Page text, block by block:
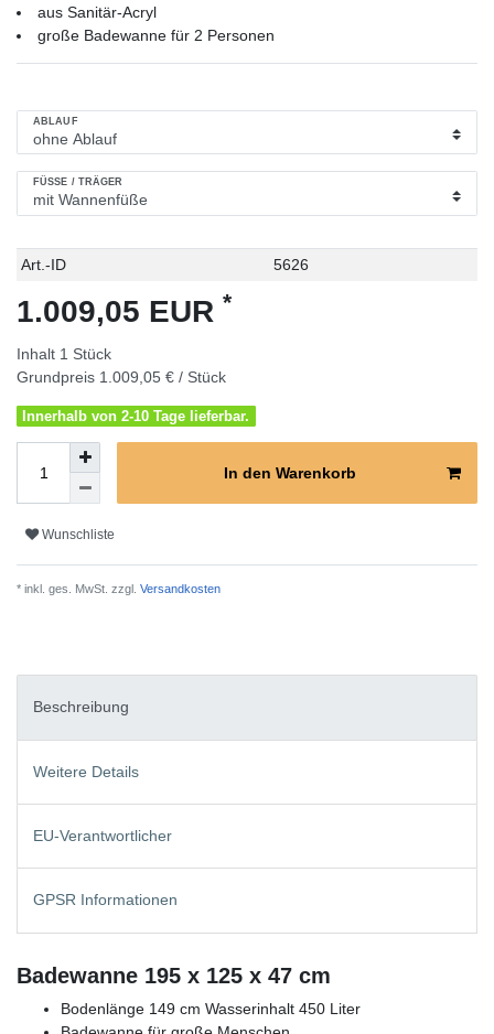
aus Sanitär-Acryl
große Badewanne für 2 Personen
ABLAUF
FÜSSE / TRÄGER
Technisches
Wert
Art.-ID 5626
1.009,05 EUR *
Inhalt 1 Stück
Grundpreis 1.009,05 € / Stück
Innerhalb von 2-10 Tage lieferbar.
In den Warenkorb
Wunschliste
* inkl. ges. MwSt. zzgl. Versandkosten
Beschreibung
Weitere Details
EU-Verantwortlicher
GPSR Informationen
Badewanne 195 x 125 x 47 cm
Bodenlänge 149 cm Wasserinhalt 450 Liter